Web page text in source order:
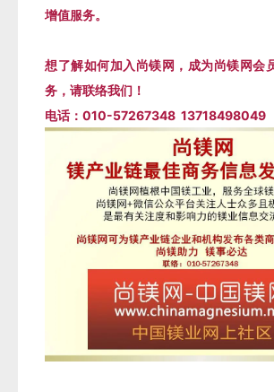
增值服务。
想了解如何加入尚镁网，成为尚镁网会
务，请联络我们！
电话：010-57267348 13718498049